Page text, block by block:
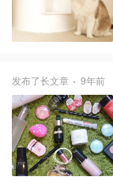
发布了长文章 9年前